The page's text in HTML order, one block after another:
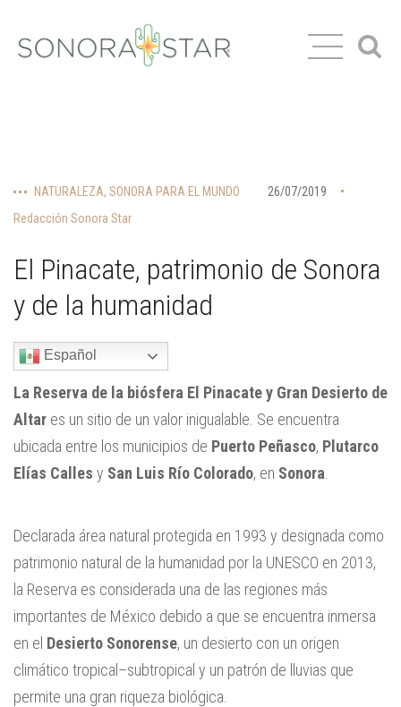
NATURALEZA, SONORA PARA EL MUNDO
26/07/2019
Redacción Sonora Star
El Pinacate, patrimonio de Sonora
y de la humanidad
Español
La Reserva de la biósfera El Pinacate y Gran Desierto de
Altar es un sitio de un valor inigualable. Se encuentra
ubicada entre los municipios de Puerto Peñasco, Plutarco
Elías Calles y San Luis Río Colorado, en Sonora
Declarada área natural protegida en 1993 y designada como
patrimonio natural de la humanidad por la UNESCO en 2013,
la Reserva es considerada una de las regiones más
importantes de México debido a que se encuentra inmersa
en el Desierto Sonorense, un desierto con un origen
climático tropical–subtropical y un patrón de lluvias que
permite una gran riqueza biológica.